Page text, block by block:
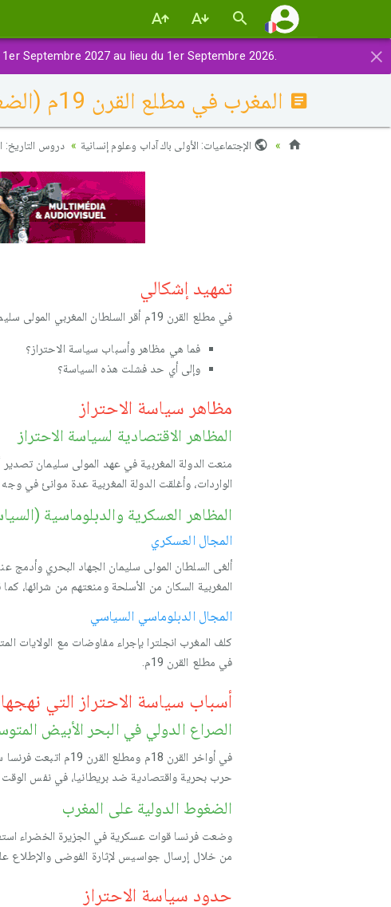
×
Septembre 2027 au lieu du 1er Septembre 2026.
المغرب في مطلع القرن 19م (الضغوط الدولية وسياسة الاحتراز)
الإجتماعيات: الأولى باك آداب وعلوم إنسانية دروس التاريخ:
تمهيد إشكالي
في مطلع القرن 19م أقر السلطان المغربي المولى سليمان سياسة الاحتراز التي تمثلت في الحد من علاقات المغرب مع الدول الأوربية.
فما هي مظاهر وأسباب سياسة الاحتراز؟
وإلى أي حد فشلت هذه السياسة؟
مظاهر سياسة الاحتراز
المظاهر الاقتصادية لسياسة الاحتراز
منعت الدولة المغربية في عهد المولى سليمان
الواردات، وأغلقت الدولة المغربية عدة موانئ في
المظاهر العسكرية والدبلوماسية
المجال العسكري
ألغى السلطان المولى سليمان الجهاد البحري وأدمج
المغربية السكان من الأسلحة ومنعتهم من شرائها،
المجال الدبلوماسي السياسي
كلف المغرب انجلترا بإجراء مفاوضات مع الولايات
في مطلع القرن 19م.
أسباب سياسة الاحتراز التي نهجها
الصراع الدولي في البحر الأبيض
في أواخر القرن
حرب بحرية واقتصادية ضد بريطانيا، في نفس الوقت
الضغوط الدولية على المغرب
وضعت فرنسا قوات عسكرية في الجزيرة الخضراء
من خلال إرسال جواسيس لإثارة الفوضى والإطلاع
حدود سياسة الاحتراز